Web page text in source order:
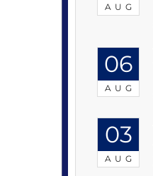
AUG
06
AUG
03
AUG